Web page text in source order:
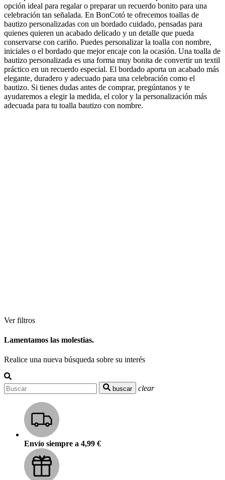
opción ideal para regalar o preparar un recuerdo bonito para una
celebración tan señalada. En BonCotó te ofrecemos toallas de
bautizo personalizadas con un bordado cuidado, pensadas para
quienes quieren un acabado delicado y un detalle que pueda
conservarse con cariño. Puedes personalizar la toalla con nombre,
iniciales o el bordado que mejor encaje con la ocasión. Una toalla de
bautizo personalizada es una forma muy bonita de convertir un textil
práctico en un recuerdo especial. El bordado aporta un acabado más
elegante, duradero y adecuado para una celebración como el
bautizo. Si tienes dudas antes de comprar, pregúntanos y te
ayudaremos a elegir la medida, el color y la personalización más
adecuada para tu toalla bautizo con nombre.
Ver filtros
Lamentamos las molestias.
Realice una nueva búsqueda sobre su interés
buscar clear
Envío siempre a 4,99 €